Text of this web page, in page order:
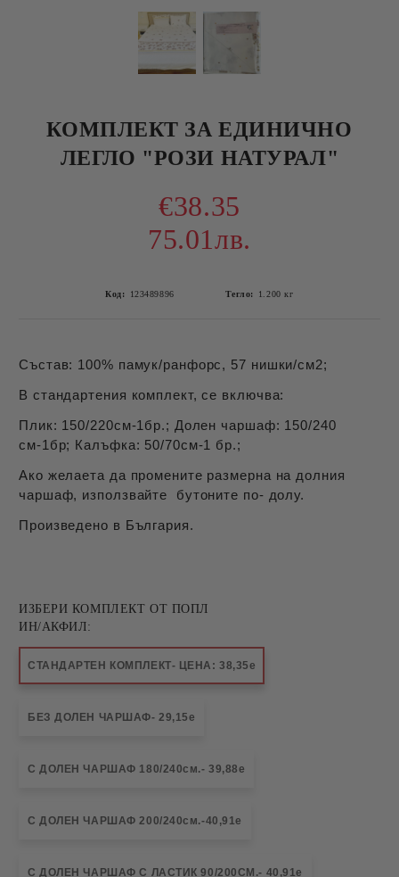
КОМПЛЕКТ ЗА ЕДИНИЧНО
ЛЕГЛО "РОЗИ НАТУРАЛ"
€38.35
75.01лв.
Код: 123489896 Тегло: 1.200 кг
Състав: 100% памук/ранфорс, 57 нишки/см2;
В стандартения комплект, се включва:
Плик: 150/220см-1бр.; Долен чаршаф: 150/240
см-1бр; Калъфка: 50/70см-1 бр.;
Ако желаета да промените размерна на долния
чаршаф, използвайте бутоните по- долу.
Произведено в България.
ИЗБЕРИ КОМПЛЕКТ ОТ ПОПЛ
ИН/АКФИЛ:
СТАНДАРТЕН КОМПЛЕКТ- ЦЕНА: 38,35е
БЕЗ ДОЛЕН ЧАРШАФ- 29,15е
С ДОЛЕН ЧАРШАФ 180/240см.- 39,88е
С ДОЛЕН ЧАРШАФ 200/240см.-40,91е
С ДОЛЕН ЧАРШАФ С ЛАСТИК 90/200СМ.- 40,91е